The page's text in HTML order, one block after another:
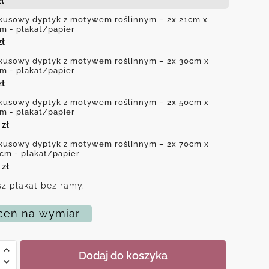
dyptyk z motywem roślinnym – 2x 21cm x
- plakat/papier
dyptyk z motywem roślinnym – 2x 30cm x
- plakat/papier
dyptyk z motywem roślinnym – 2x 50cm x
- plakat/papier
zł
dyptyk z motywem roślinnym – 2x 70cm x
- plakat/papier
zł
plakat bez ramy.
na wymiar
Dodaj do koszyka